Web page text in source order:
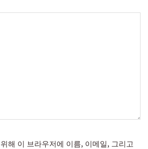
해 이 브라우저에 이름, 이메일, 그리고